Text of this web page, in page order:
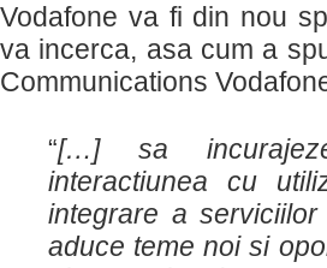
Vodafone va fi din nou
va incerca, asa cum a
Communications
“[…] sa
interactiunea cu
integrare a
aduce teme noi si